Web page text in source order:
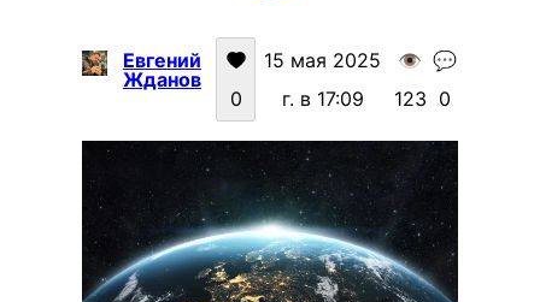
Евгений
Жданов
0
15 мая 2025
г. в 17:09
👁️
123
💬
0